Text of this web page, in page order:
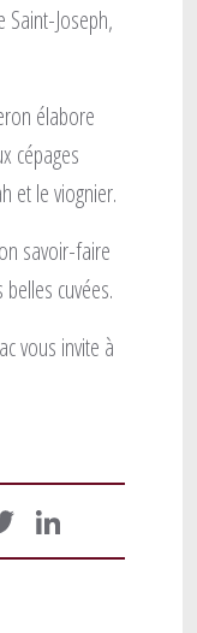
Saint-Joseph,
élabore
cépages
et le viognier.
savoir-faire
cuvées.
vous invite à
Twitter